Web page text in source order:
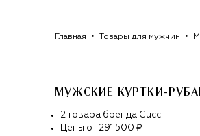
Главная Товары для мужчин
МУЖСКИЕ КУРТКИ-
2товара бренда Gucci
Цены от 291 500 ₽